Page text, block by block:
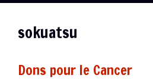
sokuatsu
Dons pour le Cancer